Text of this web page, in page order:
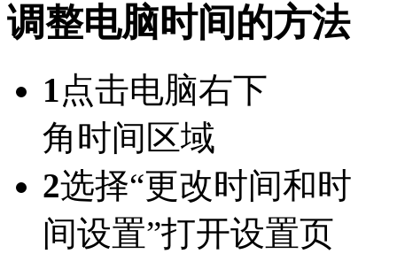
调整电脑时间的方法
1点击电脑右下
角时间区域
2选择“更改时间和时
间设置”打开设置页